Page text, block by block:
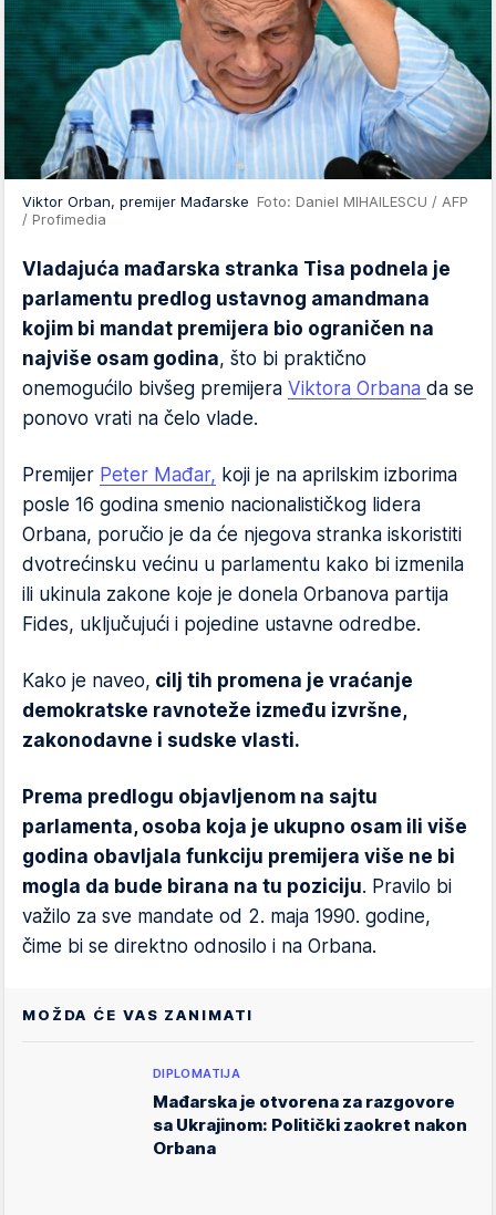
Viktor Orban, premijer Mađarske Foto: Daniel MIHAILESCU / AFP
/ Profimedia
Vladajuća mađarska stranka Tisa podnela je
parlamentu predlog ustavnog amandmana
kojim bi mandat premijera bio ograničen na
najviše osam godina, što bi praktično
onemogućilo bivšeg premijera Viktora Orbana da se
ponovo vrati na čelo vlade.
Premijer Peter Mađar, koji je na aprilskim izborima
posle 16 godina smenio nacionalističkog lidera
Orbana, poručio je da će njegova stranka iskoristiti
dvotrećinsku većinu u parlamentu kako bi izmenila
ili ukinula zakone koje je donela Orbanova partija
Fides, uključujući i pojedine ustavne odredbe.
Kako je naveo, cilj tih promena je vraćanje
demokratske ravnoteže između izvršne,
zakonodavne i sudske vlasti.
Prema predlogu objavljenom na sajtu
parlamenta, osoba koja je ukupno osam ili više
godina obavljala funkciju premijera više ne bi
mogla da bude birana na tu poziciju. Pravilo bi
važilo za sve mandate od 2. maja 1990. godine,
čime bi se direktno odnosilo i na Orbana.
MOŽDA ĆE VAS ZANIMATI
DIPLOMATIJA
Mađarska je otvorena za razgovore
sa Ukrajinom: Politički zaokret nakon
Orbana